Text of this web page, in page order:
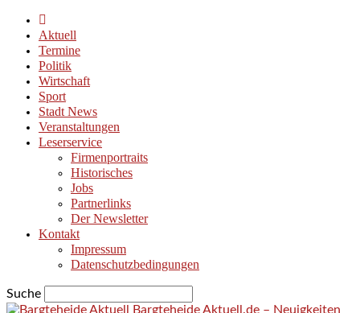
Aktuell
Termine
Politik
Wirtschaft
Sport
Stadt News
Veranstaltungen
Leserservice
Firmenportraits
Historisches
Jobs
Partnerlinks
Der Newsletter
Kontakt
Impressum
Datenschutzbedingungen
Suche
Bargteheide Aktuell.de – Neuigkeiten